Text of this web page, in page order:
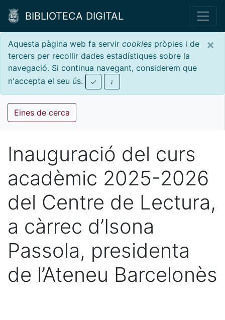
BIBLIOTECA DIGITAL
×
Aquesta pàgina web fa servir cookies pròpies i de
tercers per recollir dades estadístiques sobre la
navegació. Si continua navegant, considerem que
n'accepta el seu ús.
Eines de cerca
Inauguració del curs
acadèmic 2025-2026
del Centre de Lectura,
a càrrec d’Isona
Passola, presidenta
de l’Ateneu Barcelonès